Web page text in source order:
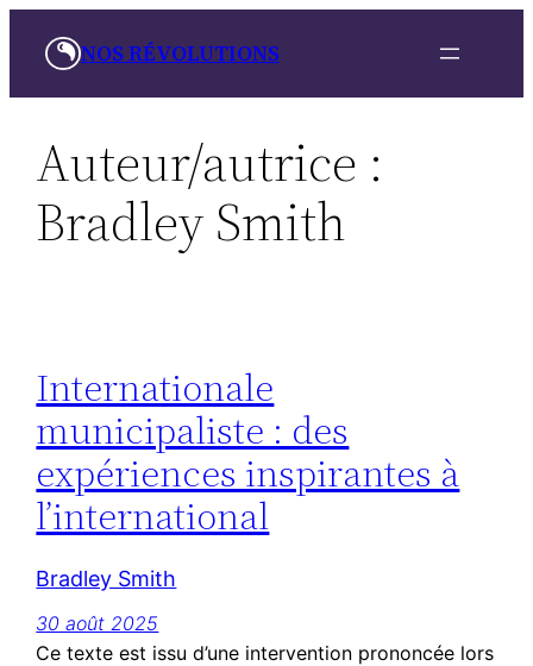
NOS RÉVOLUTIONS
Auteur/autrice :
Bradley Smith
Internationale
municipaliste : des
expériences inspirantes à
l’international
Bradley Smith
30 août 2025
Ce texte est issu d’une intervention prononcée lors